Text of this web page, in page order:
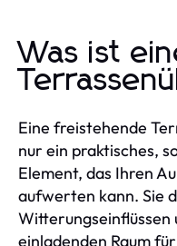
Was ist
Eine freistehende
nur ein praktisches,
Element, das Ihren
aufwerten kann. Sie
Witterungseinflüssen
einladenden Raum